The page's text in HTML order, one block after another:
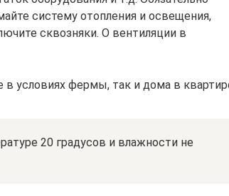
систему отопления и освещения,
сквозняки. О вентиляции в
условиях фермы, так и дома в
20 градусов и влажности не